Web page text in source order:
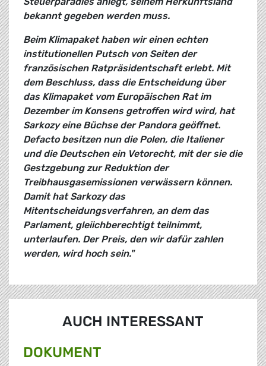
bekannt gegeben werden muss.
Beim Klimapaket haben wir einen echten
institutionellen Putsch von Seiten der
französischen Ratpräsidentschaft erlebt. Mit
dem Beschluss, dass die Entscheidung über
das Klimapaket vom Europäischen Rat im
Dezember im Konsens getroffen wird wird, hat
Sarkozy eine Büchse der Pandora geöffnet.
Defacto besitzen nun die Polen, die Italiener
und die Deutschen ein Vetorecht, mit der sie die
Gestzgebung zur Reduktion der
Treibhausgasemissionen verwässern können.
Damit hat Sarkozy das
Mitentscheidungsverfahren, an dem das
Parlament, gleiichberechtigt teilnimmt,
unterlaufen. Der Preis, den wir dafür zahlen
werden, wird hoch sein."
AUCH INTERESSANT
DOKUMENT